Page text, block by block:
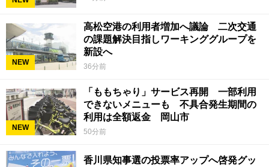
NEW
高松空港の利用者増加へ議論 二次交通
の課題解決目指しワーキンググループを
新設へ
36分前
NEW
「ももちゃり」サービス再開 一部利用
できないメニューも 不具合発生期間の
利用は全額返金 岡山市
50分前
香川県知事選の投票率アップへ啓発グッ